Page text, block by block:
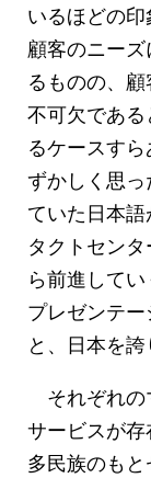
いるほどの
顧客のニー
るものの、
不可欠であ
るケースす
ずかしく思
ていた日本
タクトセン
ら前進して
プレゼンテ
と、日本を誇
それぞれの
サービスが存
多民族のも